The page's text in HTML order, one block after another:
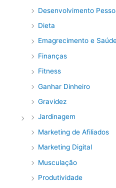
Desenvolvimento
Dieta
Emagrecimento e
Finanças
Fitness
Ganhar Dinheiro
Gravidez
Jardinagem
Marketing de Afiliados
Marketing Digital
Musculação
Produtividade